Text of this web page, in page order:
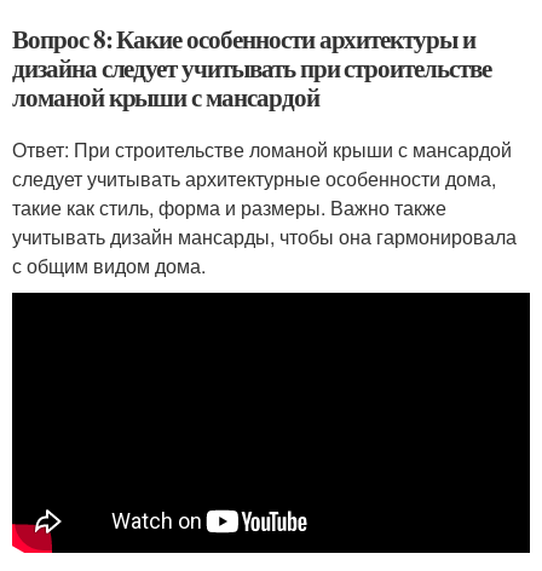
Вопрос 8: Какие особенности архитектуры и
дизайна следует учитывать при строительстве
ломаной крыши с мансардой
Ответ: При строительстве ломаной крыши с мансардой
следует учитывать архитектурные особенности дома,
такие как стиль, форма и размеры. Важно также
учитывать дизайн мансарды, чтобы она гармонировала
с общим видом дома.